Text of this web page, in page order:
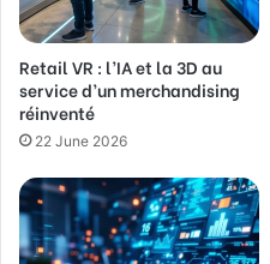
d
d
r
e
s
s
Retail VR : l’IA et la 3D au
service d’un merchandising
réinventé
22 June 2026